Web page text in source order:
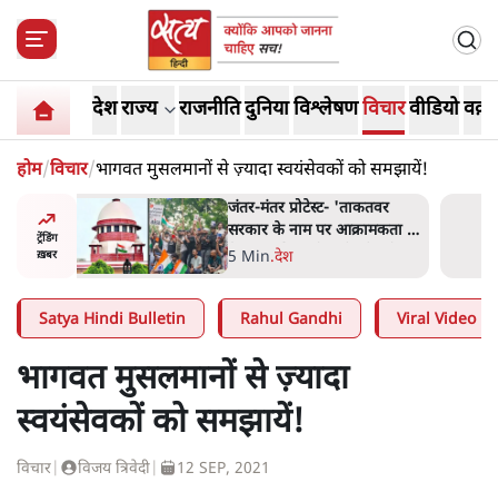
देशराज्य राजनीतिदुनियाविश्लेषणविचारवीडियो
होम/विचार/भागवत मुसलमानों से ज़्यादा स्वयंसेवकों को समझायें!
ट्रेंडिंग
ख़बर
न
सुने':
जंतर मंतर प्रोटेस्ट: 'युवाओं को
प्रताड़ित किया जा रहा है, पर मोदी-
शाह में बोलने की हिम्मत नहीं'-
7 Min.देश
Satya Hindi Bulletin Rahul Gandhi Viral Video
भागवत मुसलमानों से ज़्यादा
स्वयंसेवकों को समझायें!
विचार विजय त्रिवेदी 12 SEP, 2021